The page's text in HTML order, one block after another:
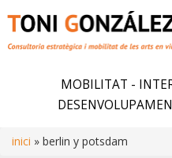
MOBILITAT -
inici berlin y potsdam